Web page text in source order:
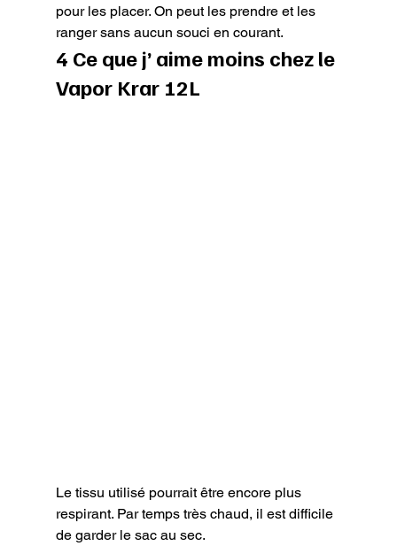
pour les placer. On peut les prendre et les
ranger sans aucun souci en courant.
4 Ce que j’ aime moins chez le
Vapor Krar 12L
Le tissu utilisé pourrait être encore plus
respirant. Par temps très chaud, il est difficile
de garder le sac au sec.